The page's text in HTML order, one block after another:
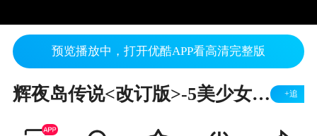
预览播放中，打开优酷APP看高清完整版
辉夜岛传说<改订版>-5美少女战士音乐剧 +追